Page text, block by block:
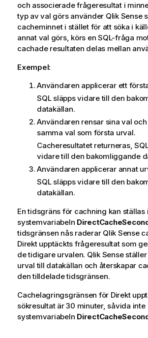
och associerade frågeresultat i
typ av val görs använder Qlik Sense
cacheminnet i stället för att söka i
annat val görs, körs en SQL-fråga
cachade resultaten delas mellan
Exempel:
Användaren applicerar ett
SQLsläpps vidare till den
datakällan.
Användaren rensar sina val
samma val som första urval.
Cacheresultatet returneras,
vidare till den bakomliggande
Användaren applicerar annat
SQLsläpps vidare till den
datakällan.
En tidsgräns för cachning kan ställas
systemvariabeln
tidsgränsen nås raderar Qlik Sense
Direkt upptäckts frågeresultat som
de tidigare urvalen. Qlik Senseställer
urval till datakällan och återskapar
den tilldelade tidsgränsen.
Cachelagringsgränsen för Direkt
sökresultat är 30 minuter, såvida inte
systemvariabeln